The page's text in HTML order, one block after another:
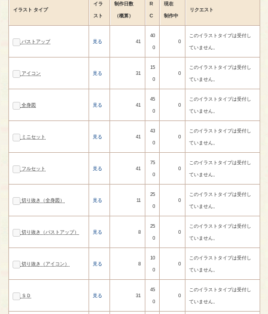
イラスト タイプ
イラ
スト
制作日数
（概算）
R
C
現在
制作中
リクエスト
バストアップ 見る 41
40
0
0
このイラストタイプは受付し
ていません。
アイコン 見る 31
15
0
0
このイラストタイプは受付し
ていません。
全身図 見る 41
45
0
0
このイラストタイプは受付し
ていません。
ミニセット 見る 41
43
0
0
このイラストタイプは受付し
ていません。
フルセット 見る 41
75
0
0
このイラストタイプは受付し
ていません。
切り抜き（全身図） 見る 11
25
0
0
このイラストタイプは受付し
ていません。
切り抜き（バストアップ） 見る 8
25
0
0
このイラストタイプは受付し
ていません。
切り抜き（アイコン） 見る 8
10
0
0
このイラストタイプは受付し
ていません。
ＳＤ 見る 31
45
0
0
このイラストタイプは受付し
ていません。